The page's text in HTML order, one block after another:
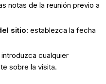
notas de la reunión previo a
sitio: establezca la fecha
introduzca cualquier
sobre la visita.